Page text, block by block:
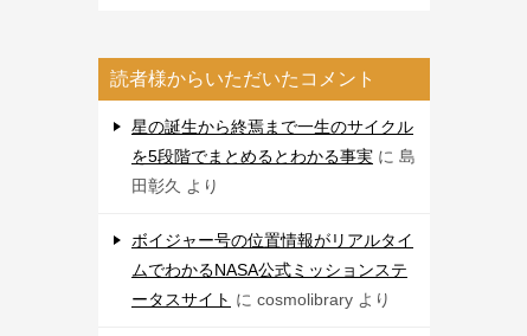
読者様からいただいたコメント
星の誕生から終焉まで一生のサイクル
を5段階でまとめるとわかる事実 に 島
田彰久 より
ボイジャー号の位置情報がリアルタイ
ムでわかるNASA公式ミッションステ
ータスサイト に cosmolibrary より